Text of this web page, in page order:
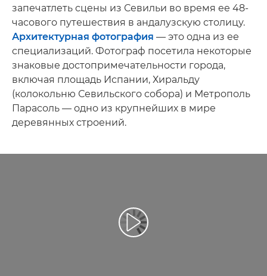
запечатлеть сцены из Севильи во время ее 48-
часового путешествия в андалузскую столицу.
Архитектурная фотография — это одна из ее
специализаций. Фотограф посетила некоторые
знаковые достопримечательности города,
включая площадь Испании, Хиральду
(колокольню Севильского собора) и Метрополь
Парасоль — одно из крупнейших в мире
деревянных строений.
Воспроизведение видео